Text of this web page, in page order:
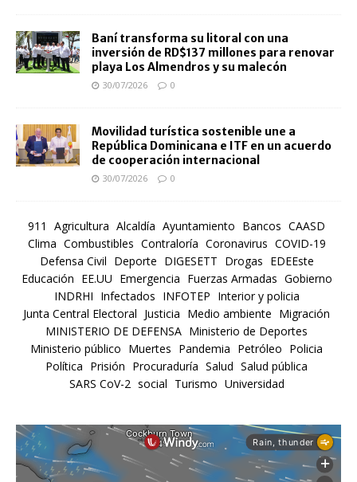
Baní transforma su litoral con una
inversión de RD$137 millones para renovar
playa Los Almendros y su malecón
30/07/2026 0
Movilidad turística sostenible une a
República Dominicana e ITF en un acuerdo
de cooperación internacional
30/07/2026 0
911 Agricultura Alcaldía Ayuntamiento Bancos CAASD
Clima Combustibles Contraloría Coronavirus COVID-19
Defensa Civil Deporte DIGESETT Drogas EDEEste
Educación EE.UU Emergencia Fuerzas Armadas Gobierno
INDRHI Infectados INFOTEP Interior y policia
Junta Central Electoral Justicia Medio ambiente Migración
MINISTERIO DE DEFENSA Ministerio de Deportes
Ministerio público Muertes Pandemia Petróleo Policia
Política Prisión Procuraduría Salud Salud pública
SARS CoV-2 social Turismo Universidad